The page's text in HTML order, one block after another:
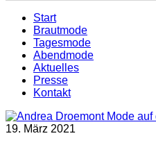
Start
Brautmode
Tagesmode
Abendmode
Aktuelles
Presse
Kontakt
19. März 2021